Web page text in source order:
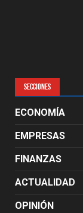
SECCIONES
ECONOMÍA
EMPRESAS
FINANZAS
ACTUALIDAD
OPINIÓN